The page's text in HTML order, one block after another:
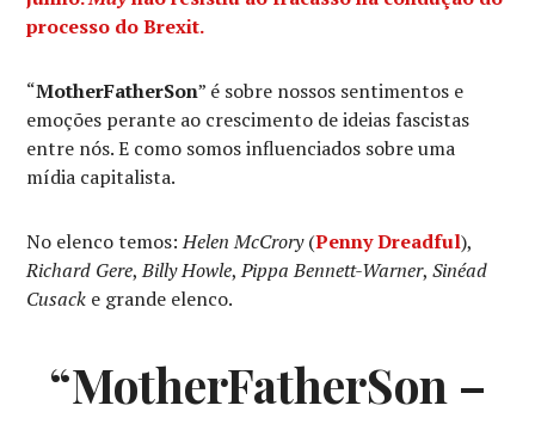
processo do Brexit.
“MotherFatherSon” é sobre nossos sentimentos e
emoções perante ao crescimento de ideias fascistas
entre nós. E como somos influenciados sobre uma
mídia capitalista.
No elenco temos:Helen McCrory(Penny Dreadful),
Richard Gere,Billy Howle,Pippa Bennett-Warner,Sinéad
Cusack e grande elenco.
“MotherFatherSon –